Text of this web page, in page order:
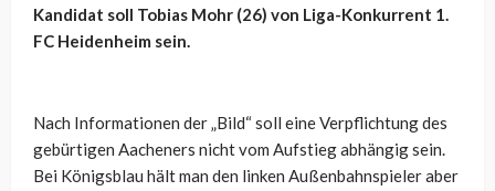
Kandidat soll Tobias Mohr (26) von Liga-Konkurrent 1.
FC Heidenheim sein.
Nach Informationen der „Bild“ soll eine Verpflichtung des
gebürtigen Aacheners nicht vom Aufstieg abhängig sein.
Bei Königsblau hält man den linken Außenbahnspieler aber